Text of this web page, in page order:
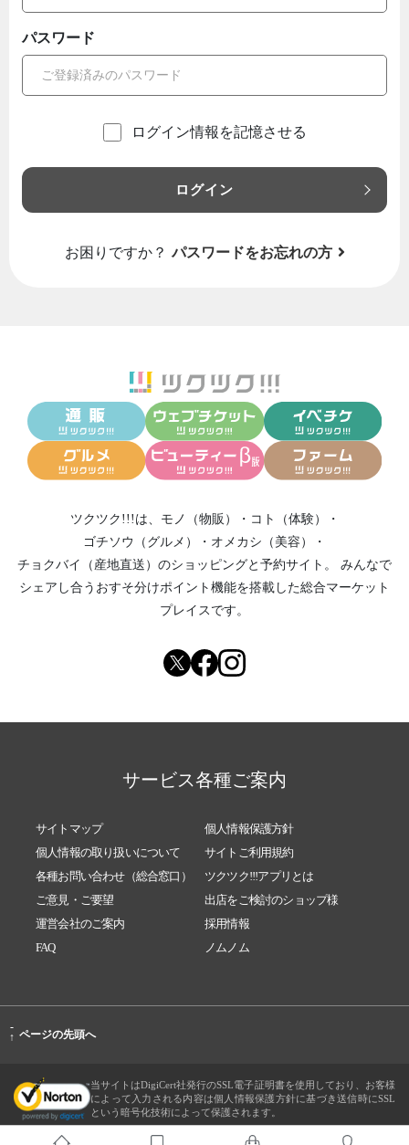
パスワード
ログイン情報を記憶させる
ログイン
お困りですか？ パスワードをお忘れの方
ツクツク!!!は、 モノ（物販） ・ コト（体験）
・
ゴチソウ（グルメ）
・ オメカシ（美容）
・
チョクバイ（産地直送） のショッピングと予約サイト。
みんなで
シェアし合う おすそ分けポイント機能を搭載した総合マーケット
プレイスです。
サービス各種ご案内
サイトマップ
個人情報保護方針
個人情報の取り扱いについて
サイトご利用規約
各種お問い合わせ（総合窓口）
ツクツク!!!アプリとは
ご意見・ご要望
出店をご検討のショップ様
運営会社のご案内
採用情報
FAQ
ノムノム
-
↑ ページの先頭へ
当サイトはDigiCert社発行のSSL電子証明書を使用しており、お客様
によって入力される内容は個人情報保護方針に基づき送信時にSSL
という暗号化技術によって保護されます。